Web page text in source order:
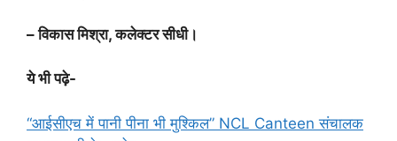
– विकास मिश्रा, कलेक्टर सीधी।
ये भी पढ़े-
“आईसीएच में पानी पीना भी मुश्किल” NCL Canteen संचालक